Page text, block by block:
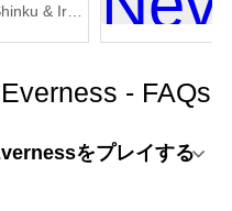
& Iroi
- FAQs
をプレイする